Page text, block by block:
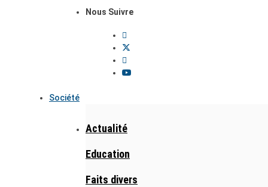
Nous Suivre
Société
Actualité
Education
Faits divers